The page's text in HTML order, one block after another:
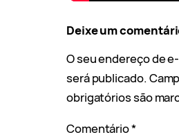
Deixe um
O seu endereço de
será publicado.
obrigatórios são
Comentário*